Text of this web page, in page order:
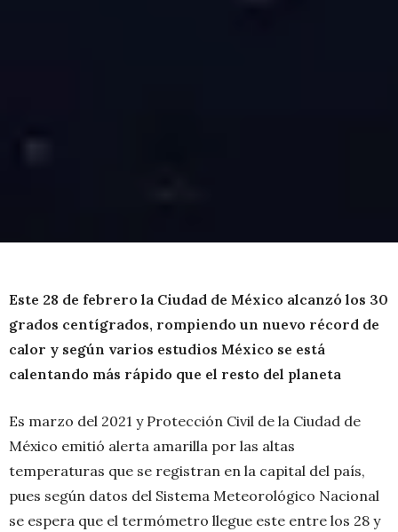
Este 28 de febrero la Ciudad de México alcanzó los 30
grados centígrados, rompiendo un nuevo récord de
calor y según varios estudios México se está
calentando más rápido que el resto del planeta
Es marzo del 2021 y Protección Civil de la Ciudad de
México emitió alerta amarilla por las altas
temperaturas que se registran en la capital del país,
pues según datos del Sistema Meteorológico Nacional
se espera que el termómetro llegue este entre los 28 y